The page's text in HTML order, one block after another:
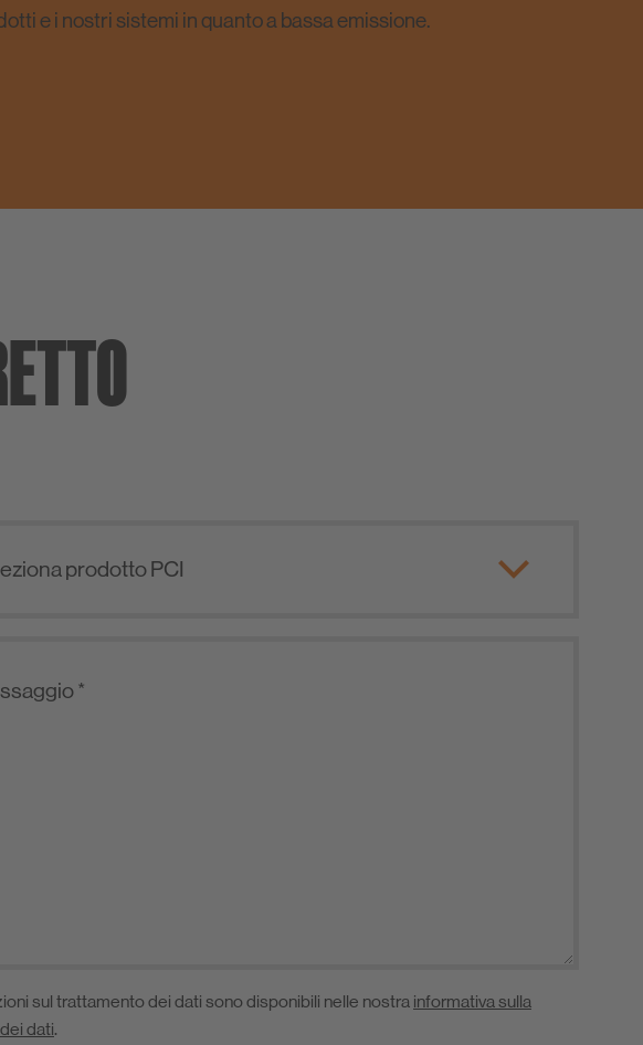
e i nostri sistemi in quanto a bassa emissione.
sul trattamento dei dati sono disponibili nelle nostra informativa sulla
dati.